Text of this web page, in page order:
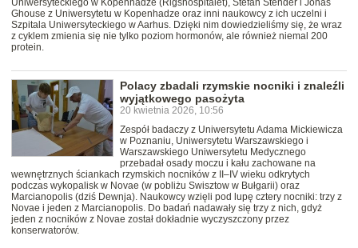
Uniwersyteckiego w Kopenhadze (Rigshospitalet), Stefan Stender i Jonas
Ghouse z Uniwersytetu w Kopenhadze oraz inni naukowcy z ich uczelni i
Szpitala Uniwersyteckiego w Aarhus. Dzięki nim dowiedzieliśmy się, że wraz
z cyklem zmienia się nie tylko poziom hormonów, ale również niemal 200
protein.
Polacy zbadali rzymskie nocniki i znaleźli
wyjątkowego pasożyta
20 kwietnia 2026, 10:56
Zespół badaczy z Uniwersytetu Adama Mickiewicza
w Poznaniu, Uniwersytetu Warszawskiego i
Warszawskiego Uniwersytetu Medycznego
przebadał osady moczu i kału zachowane na
wewnętrznych ściankach rzymskich nocników z II–IV wieku odkrytych
podczas wykopalisk w Novae (w pobliżu Swisztow w Bułgarii) oraz
Marcianopolis (dziś Dewnja). Naukowcy wzięli pod lupę cztery nocniki: trzy z
Novae i jeden z Marcianopolis. Do badań nadawały się trzy z nich, gdyż
jeden z nocników z Novae został dokładnie wyczyszczony przez
konserwatorów.